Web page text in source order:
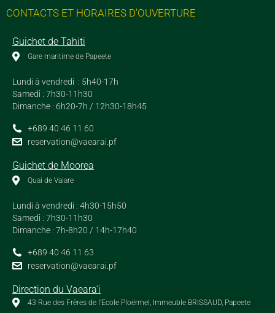
CONTACTS ET HORAIRES D'OUVERTURE
Guichet de Tahiti
Gare maritime de Papeete
Lundi à vendredi : 5h40-17h
Samedi : 7h30-11h30
Dimanche : 6h20-7h / 12h30-18h45
+689 40 46 11 60
reservation@vaearai.pf
Guichet de Moorea
Quai de Vaiare
Lundi à vendredi : 4h30-15h50
Samedi : 7h30-11h30
Dimanche : 7h-8h20 / 14h-17h40
+689 40 46 11 63
reservation@vaearai.pf
Direction du Vaeara'i
43 Rue des Frères de l'Ecole Ploërmel, Immeuble BRISSAUD, Papeete